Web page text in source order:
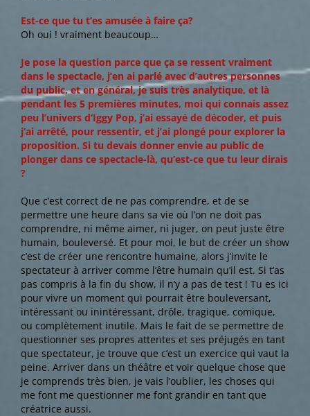
Est-ce que tu t’es amusée à faire ça?
Oh oui ! vraiment beaucoup…
Je pose la question parce que ça se ressent vraiment
dans le spectacle, j’en ai parlé avec d’autres personnes
du public, et en général, je suis très analytique, et là
pendant les 5 premières minutes, moi qui connais assez
peu l’univers d’Iggy Pop, j’ai essayé de décoder, et puis
j’ai arrêté, pour ressentir, et j’ai plongé pour explorer la
proposition. Si tu devais donner envie au public de
plonger dans ce spectacle-là, qu’est-ce que tu leur dirais
?
Que c’est correct de ne pas comprendre, et de se
permettre une heure dans sa vie où l’on ne doit pas
comprendre, ni même aimer, ni juger, on peut juste être
humain, bouleversé. Et pour moi, le but de créer un show
c’est de créer une rencontre humaine, alors j’invite le
spectateur à arriver comme l’être humain qu’il est. Si t’as
pas compris à la fin du show, il n’y a pas de test ! Tu es ici
pour vivre un moment qui pourrait être bouleversant,
intéressant ou inintéressant, drôle, tragique, comique,
ou complètement inutile. Mais le fait de se permettre de
questionner ses propres attentes et ses préjugés en tant
que spectateur, je trouve que c’est un exercice qui vaut la
peine. Arriver dans un théâtre et voir quelque chose que
je comprends très bien, je vais l’oublier, les choses qui
me font me questionner me font grandir en tant que
créatrice aussi.